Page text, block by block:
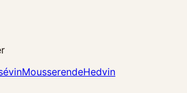
MousserendeHedvin